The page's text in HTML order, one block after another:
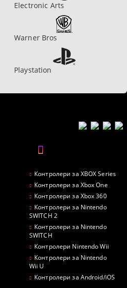
Electronic Arts
Warner Bros
Playstation
Контролери за XBOX Series
Контролери за Xbox One
Контролери за Xbox 360
Контролери за Nintendo
SWITCH 2
Контролери за Nintendo
SWITCH
Контролери Nintendo Wii
Контролери за Nintendo
Wii U
Контролери за Android/iOS